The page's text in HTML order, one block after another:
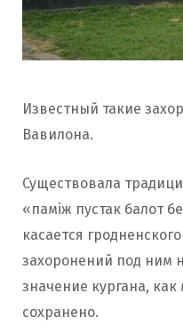
Известный такие
Вавилона.
Существовала
«паміж пустак балот
касается
захоронений под ним
значение кургана,
сохранено.